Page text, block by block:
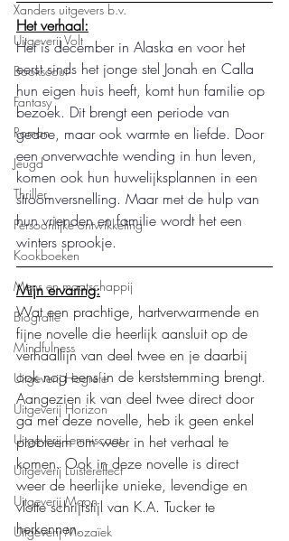
Xanders uitgevers b.v.
Uitgeverij Volt
Bookscout
Fantasy
Roman
Jeugd
Thriller
Persoonlijke ontwikkeling
Kookboeken
Mens en maatschappij
Biografie
Mindfulness
Uitgeverij Hogrefe
Uitgeverij Horizon
Uitgeverij Lemniscaat
Uitgeverij Luistereffect
Uitgeverij Moon
Uitgeverij Mozaïek
Het verhaal:
Het is december in Alaska en voor het
eerst sinds het jonge stel Jonah en Calla
hun eigen huis heeft, komt hun familie op
bezoek. Dit brengt een periode van
gedoe, maar ook warmte en liefde. Door
een onverwachte wending in hun leven,
komen ook hun huwelijksplannen in een
stroomversnelling. Maar met de hulp van
hun vrienden en familie wordt het een
winters sprookje.
Mijn ervaring:
Wat een prachtige, hartverwarmende en
fijne novelle die heerlijk aansluit op de
verhaallijn van deel twee en je daarbij
ook nog eens in de kerststemming brengt.
Aangezien ik van deel twee direct door
ga met deze novelle, heb ik geen enkel
probleem om weer in het verhaal te
komen. Ook in deze novelle is direct
weer de heerlijke unieke, levendige en
vlotte schrijfstijl van K.A. Tucker te
herkennen.